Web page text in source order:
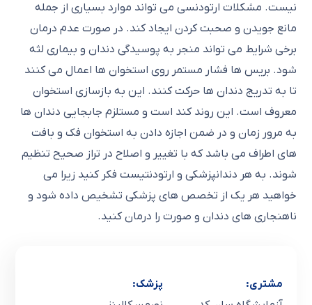
نیست. مشکلات ارتودنسی می تواند موارد بسیاری از جمله
مانع جویدن و صحبت کردن ایجاد کند. در صورت عدم درمان
برخی شرایط می تواند منجر به پوسیدگی دندان و بیماری لثه
شود. بریس ها فشار مستمر روی استخوان ها اعمال می کنند
تا به تدریج دندان ها حرکت کنند. این به بازسازی استخوان
معروف است. این روند کند است و مستلزم جابجایی دندان ها
به مرور زمان و در ضمن اجازه دادن به استخوان فک و بافت
های اطراف می باشد که با تغییر و اصلاح در تراز صحیح تنظیم
شوند. به هر دندانپزشکی و ارتودنتیست فکر کنید زیرا می
خواهید هر یک از تخصص های پزشکی تشخیص داده شود و
ناهنجاری های دندان و صورت را درمان کنید.
مشتری:
پزشک: